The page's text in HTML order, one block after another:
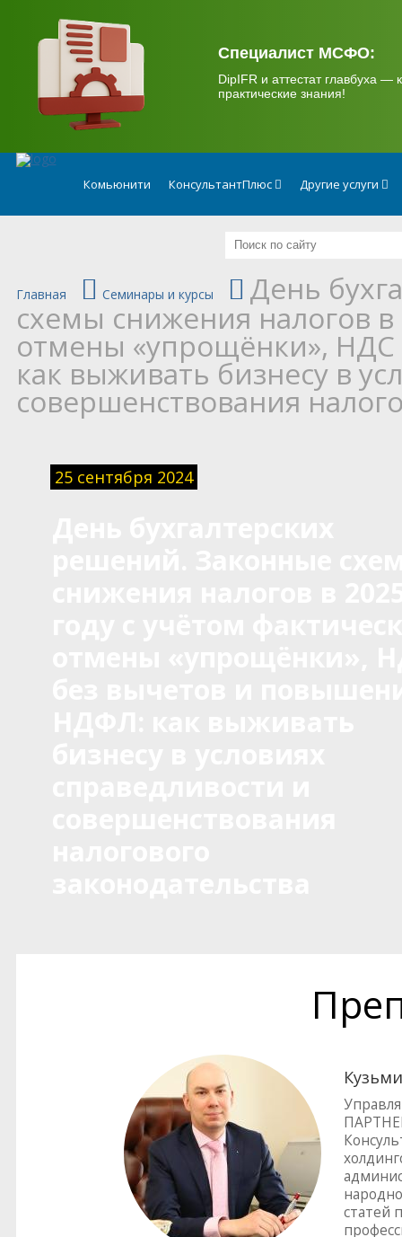
Специалист МСФО:
DipIFR и аттестат главбуха —
практические знания!
Комьюнити КонсультантПлюс Другие услуги
Главная Семинары и курсы День
схемы снижения налогов в
отмены «упрощёнки»,
как выживать бизнесу в
совершенствования
25 сентября 2024
статей